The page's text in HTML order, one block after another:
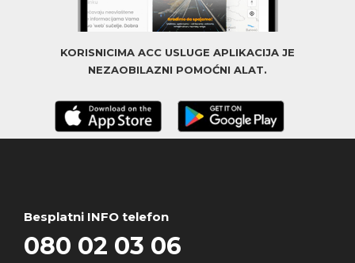
KORISNICIMA ACC USLUGE APLIKACIJA JE
NEZAOBILAZNI POMOĆNI ALAT.
Besplatni INFO telefon
080 02 03 06